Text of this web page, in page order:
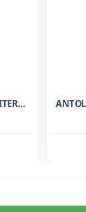
ANTOLOGIE DE TEXTE LITERARE PENTRU CLASA A III-A